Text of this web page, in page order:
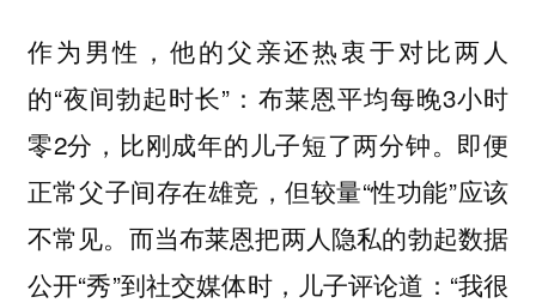
作为男性，他的父亲还热衷于对比两人
的“夜间勃起时长”：布莱恩平均每晚3小时
零2分，比刚成年的儿子短了两分钟。即便
正常父子间存在雄竞，但较量“性功能”应该
不常见。而当布莱恩把两人隐私的勃起数据
公开“秀”到社交媒体时，儿子评论道：“我很